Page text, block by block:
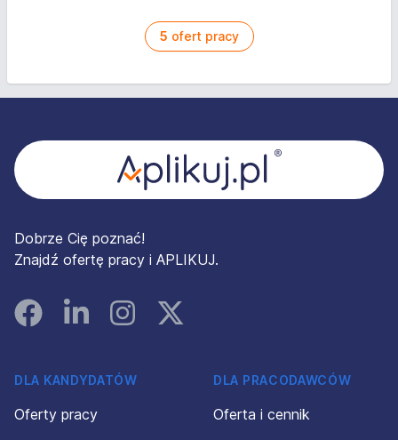
5 ofert pracy
Dobrze Cię poznać!
Znajdź ofertę pracy i APLIKUJ.
FacebookLinked InInstagramInstagram
DLA KANDYDATÓW
Oferty pracy
DLA PRACODAWCÓW
Oferta i cennik